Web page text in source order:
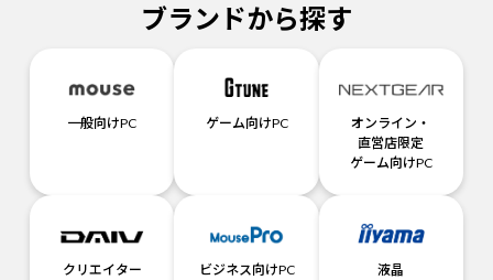
ブランドから探す
一般向けPC ゲーム向けPC
オンライン・
直営店限定
ゲーム向けPC
クリエイター
ビジネス向けPC
液晶